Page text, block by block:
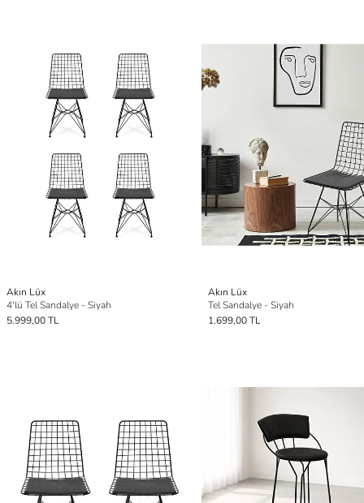
Akın Lüx
4'lü Tel Sandalye - Siyah
5.999,00 TL
Akın Lüx
Tel Sandalye - Siyah
1.699,00 TL